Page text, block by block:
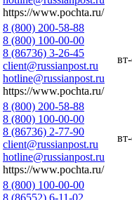
https://www.pochta.ru/
8 (800) 200-58-88
8 (800) 100-00-00
8 (86736) 3-26-45
client@russianpost.ru
hotline@russianpost.ru
https://www.pochta.ru/
8 (800) 200-58-88
8 (800) 100-00-00
8 (86736) 2-77-90
client@russianpost.ru
hotline@russianpost.ru
https://www.pochta.ru/
8 (800) 100-00-00
8 (86552) 6-11-02